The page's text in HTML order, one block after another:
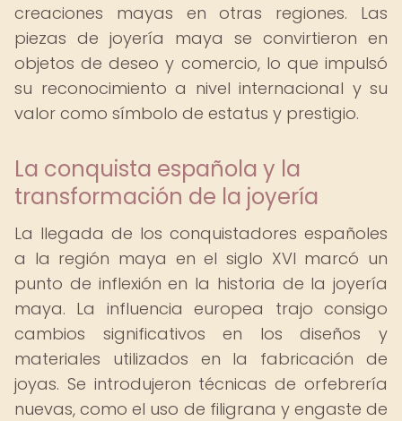
creaciones mayas en otras regiones. Las
piezas de joyería maya se convirtieron en
objetos de deseo y comercio, lo que impulsó
su reconocimiento a nivel internacional y su
valor como símbolo de estatus y prestigio.
La conquista española y la
transformación de la joyería
La llegada de los conquistadores españoles
a la región maya en el siglo XVI marcó un
punto de inflexión en la historia de la joyería
maya. La influencia europea trajo consigo
cambios significativos en los diseños y
materiales utilizados en la fabricación de
joyas. Se introdujeron técnicas de orfebrería
nuevas, como el uso de filigrana y engaste de